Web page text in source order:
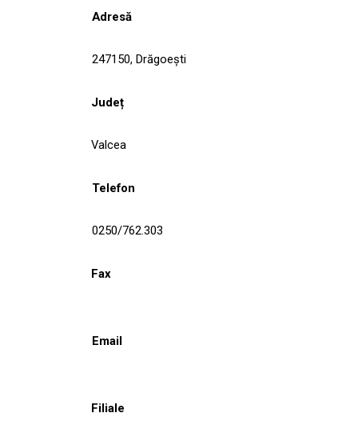
Adresă
247150, Drăgoeşti
Județ
Valcea
Telefon
0250/762.303
Fax
Email
Filiale